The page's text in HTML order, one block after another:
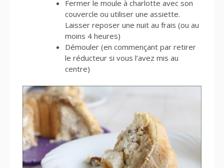
Fermer le moule à charlotte avec son
couvercle ou utiliser une assiette.
Laisser reposer une nuit au frais (ou au
moins 4 heures)
Démouler (en commençant par retirer
le réducteur si vous l’avez mis au
centre)